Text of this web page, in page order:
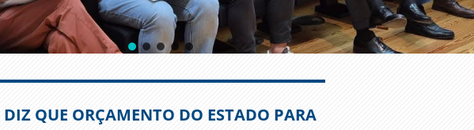
DIZ QUE ORÇAMENTO DO ESTADO PARA